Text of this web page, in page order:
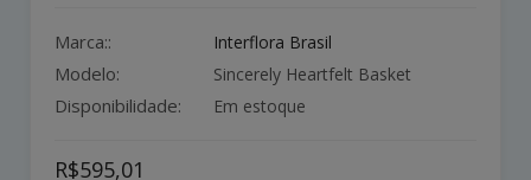
Marca:: Interflora Brasil
Modelo: Sincerely Heartfelt Basket
Disponibilidade: Em estoque
R$595,01